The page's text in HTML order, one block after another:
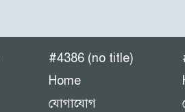
#4386 (no title)
Home
যোগাযোগ